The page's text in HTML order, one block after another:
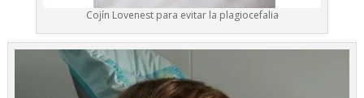
Cojín Lovenest para evitar la plagiocefalia